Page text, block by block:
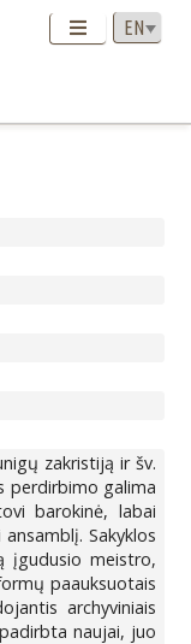
zakristiją ir šv.
perdirbimo galima
barokinė, labai
Sakyklos
įgudusio meistro,
paauksuotais
archyviniais
naujai, juo